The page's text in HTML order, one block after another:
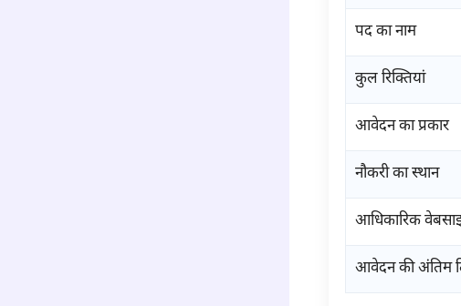
पद का नाम
कुल रिक्तियां
आवेदन का प्रकार
नौकरी का स्थान
आधिकारिक
आवेदन की अंतिम